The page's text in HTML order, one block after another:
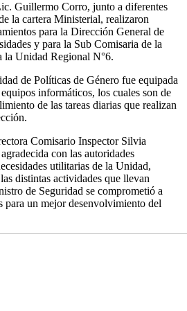
Guillermo Corro, junto a diferentes
la cartera Ministerial, realizaron
para la Dirección General de
y para la Sub Comisaria de la
la Unidad Regional N°6.
de Políticas de Género fue equipada
informáticos, los cuales son de
de las tareas diarias que realizan
Comisario Inspector Silvia
con las autoridades
utilitarias de la Unidad,
distintas actividades que llevan
de Seguridad se comprometió a
para un mejor desenvolvimiento del